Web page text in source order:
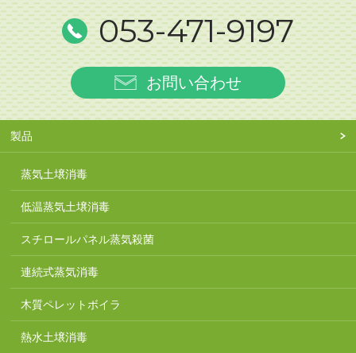
053-471-9197
お問い合わせ
製品
蒸気土壌消毒
低温蒸気土壌消毒
スチロールパネル蒸気殺菌
連続式蒸気消毒
木質ペレットボイラ
熱水土壌消毒